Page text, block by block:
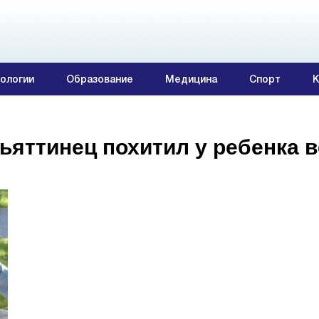
Образование Медицина Спорт
похитил у ребенка